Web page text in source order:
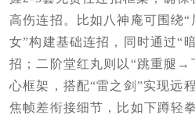
高伤连招。比如八神庵可围绕
女”构建基础连招，同时通过“
招；二阶堂红丸则以“跳重腿
心框架，搭配“雷之剑”实现远
焦帧差衔接细节，比如下蹲轻